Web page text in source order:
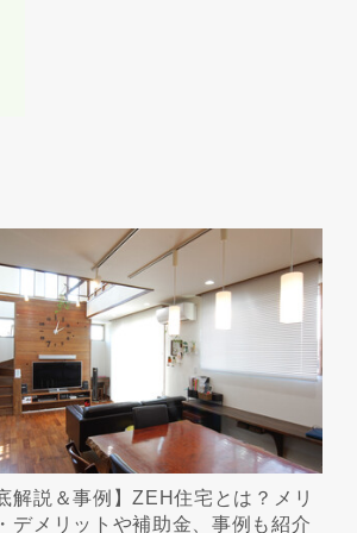
解説＆事例】ZEH住宅とは？メリ
デメリットや補助金、事例も紹介